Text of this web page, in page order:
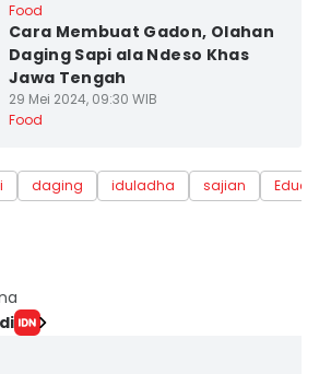
Food
Cara Membuat Gadon, Olahan
Daging Sapi ala Ndeso Khas
Jawa Tengah
29 Mei 2024, 09:30 WIB
Food
daging iduladha sajian